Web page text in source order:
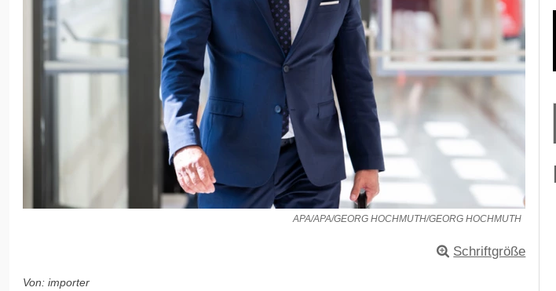
APA/APA/GEORG HOCHMUTH/GEORG HOCHMUTH
Schriftgröße
Von: importer